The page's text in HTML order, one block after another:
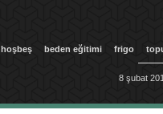
hoşbeş beden eğitimi frigo
8 şubat